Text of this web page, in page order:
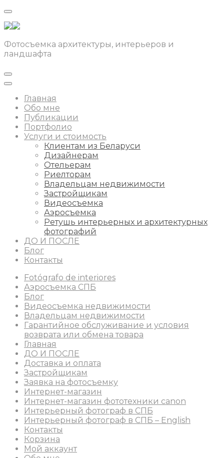
Фотосъемка архитектуры, интерьеров и
ландшафта
Главная
Обо мне
Публикации
Портфолио
Услуги и стоимость
Клиентам из Беларуси
Дизайнерам
Отельерам
Риелторам
Владельцам недвижимости
Застройщикам
Видеосъемка
Аэросъемка
Ретушь интерьерных и архитектурных
фотографий
ДО И ПОСЛЕ
Блог
Контакты
Fotógrafo de interiores
Аэросъемка СПБ
Блог
Видеосъемка недвижимости
Владельцам недвижимости
Гарантийное обслуживание и условия
возврата или обмена товара
Главная
ДО И ПОСЛЕ
Доставка и оплата
Застройщикам
Заявка на фотосъемку
Интернет-магазин
Интернет-магазин фототехники canon
Интерьерный фотограф в СПБ
Интерьерный фотограф в СПБ – English
Контакты
Корзина
Мой аккаунт